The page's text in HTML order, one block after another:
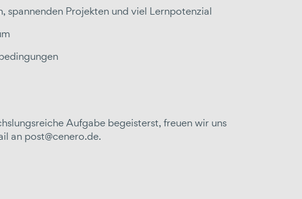
Projekten und viel Lernpotenzial
Aufgabe begeisterst, freuen wir uns
an post@cenero.de.